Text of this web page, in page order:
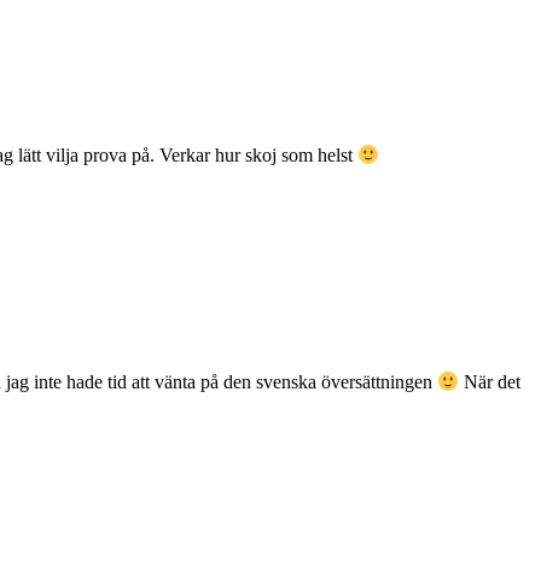
lätt vilja prova på. Verkar hur skoj som helst
inte hade tid att vänta på den svenska översättningen
När det